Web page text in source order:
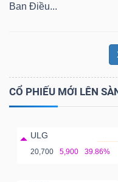
Ban Điều...
CỔ PHIẾU MỚI LÊN
ULG
20,700 5,900 39.86%